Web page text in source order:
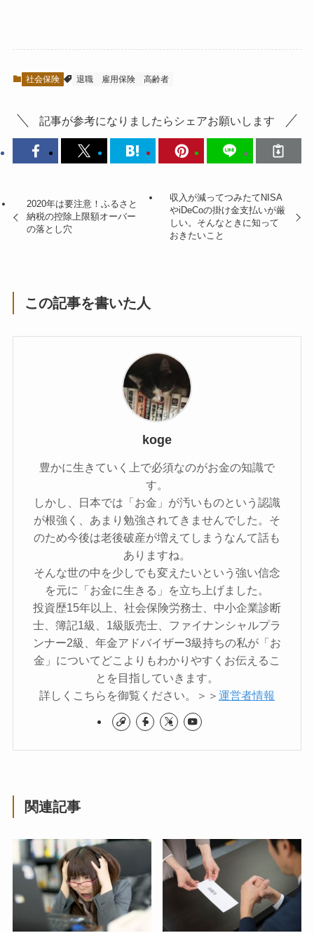
社会保険 退職 雇用保険 高齢者
記事が参考になりましたらシェアお願いします
2020年は要注意！ふるさと
納税の控除上限額オーバー
の落とし穴
収入が減ってつみたてNISA
やiDeCoの掛け金支払いが厳
しい。そんなときに知って
おきたいこと
この記事を書いた人
koge
豊かに生きていく上で必須なのがお金の知識で
す。
しかし、日本では「お金」が汚いものという認識
が根強く、あまり勉強されてきませんでした。そ
のため今後は老後破産が増えてしまうなんて話も
ありますね。
そんな世の中を少しでも変えたいという強い信念
を元に「お金に生きる」を立ち上げました。
投資歴15年以上、社会保険労務士、中小企業診断
士、簿記1級、1級販売士、ファイナンシャルプラ
ンナー2級、年金アドバイザー3級持ちの私が「お
金」についてどこよりもわかりやすくお伝えるこ
とを目指していきます。
詳しくこちらを御覧ください。＞＞ 運営者情報
関連記事